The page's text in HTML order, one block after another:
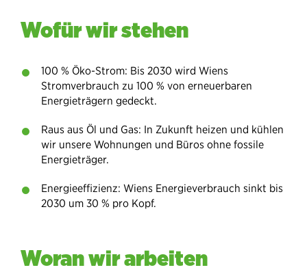
Wofür wir stehen
100 % Öko-Strom: Bis 2030 wird Wiens
Stromverbrauch zu 100 % von erneuerbaren
Energieträgern gedeckt.
Raus aus Öl und Gas: In Zukunft heizen und kühlen
wir unsere Wohnungen und Büros ohne fossile
Energieträger.
Energieeffizienz: Wiens Energieverbrauch sinkt bis
2030 um 30 % pro Kopf.
Woran wir arbeiten